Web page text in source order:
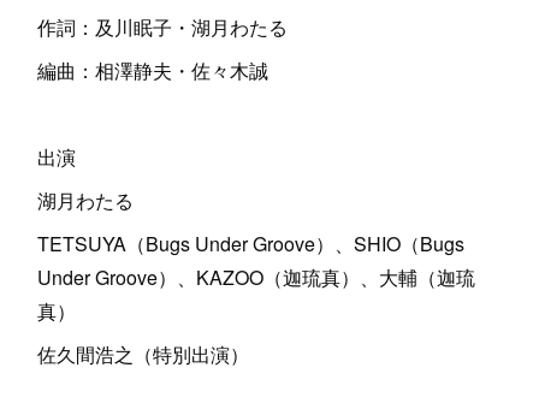
作詞：及川眠子・湖月わたる
編曲：相澤静夫・佐々木誠
出演
湖月わたる
TETSUYA（Bugs Under Groove）、SHIO（Bugs
Under Groove）、KAZOO（迦琉真）、大輔（迦琉
真）
佐久間浩之（特別出演）